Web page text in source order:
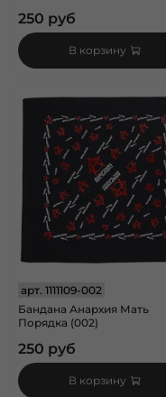
250 руб
В корзину
арт. 1111109-002
Бандана Анархия Мать
Порядка (002)
250 руб
В корзину